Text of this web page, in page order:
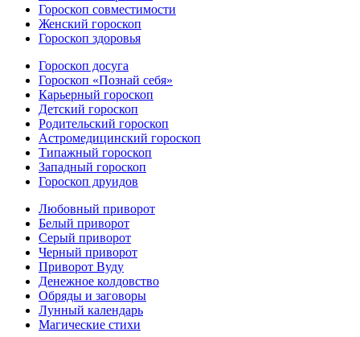
Гороскоп совместимости
Женский гороскоп
Гороскоп здоровья
Гороскоп досуга
Гороскоп «Познай себя»
Карьерный гороскоп
Детский гороскоп
Родительский гороскоп
Астромедицинский гороскоп
Типажный гороскоп
Западный гороскоп
Гороскоп друидов
Любовный приворот
Белый приворот
Серый приворот
Черный приворот
Приворот Вуду
Денежное колдовство
Обряды и заговоры
Лунный календарь
Магические стихи